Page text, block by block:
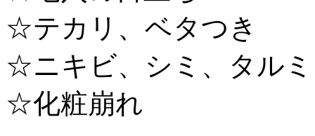
☆テカリ、ベタつき
☆ニキビ、シミ、タルミ
☆化粧崩れ